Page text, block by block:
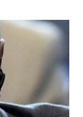
LES
DES